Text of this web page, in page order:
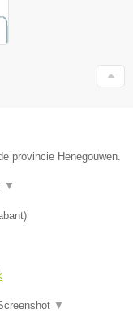
provincie Henegouwen.
▼
)
▼